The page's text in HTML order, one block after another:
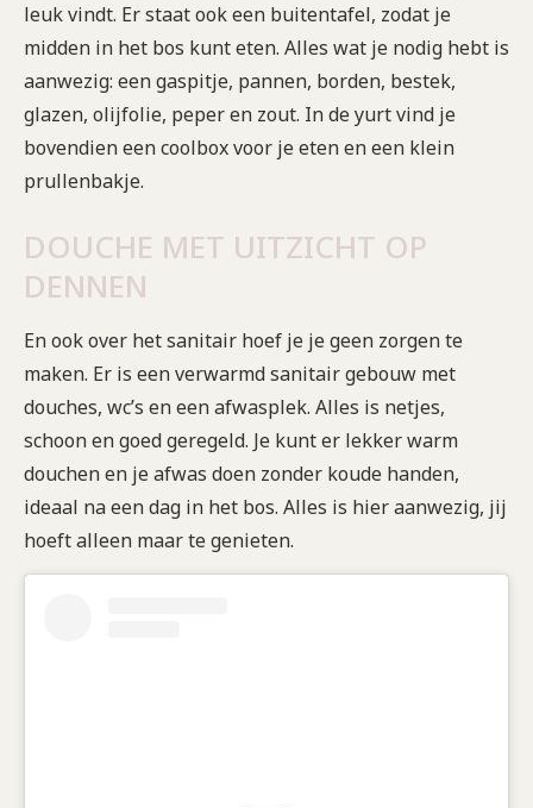
leuk vindt. Er staat ook een buitentafel, zodat je
midden in het bos kunt eten. Alles wat je nodig hebt is
aanwezig: een gaspitje, pannen, borden, bestek,
glazen, olijfolie, peper en zout. In de yurt vind je
bovendien een coolbox voor je eten en een klein
prullenbakje.
DOUCHE MET UITZICHT OP
DENNEN
En ook over het sanitair hoef je je geen zorgen te
maken. Er is een verwarmd sanitair gebouw met
douches, wc’s en een afwasplek. Alles is netjes,
schoon en goed geregeld. Je kunt er lekker warm
douchen en je afwas doen zonder koude handen,
ideaal na een dag in het bos. Alles is hier aanwezig, jij
hoeft alleen maar te genieten.